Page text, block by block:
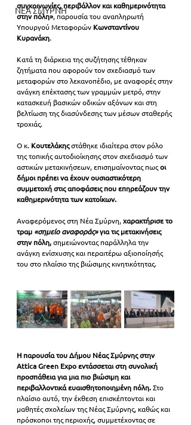
ΝΕΑ ΣΜΥΡΝΗ
συγκοινωνίες, περιβάλλον και καθημερινότητα
στην πόλη», παρουσία του αναπληρωτή
Υπουργού Μεταφορών Κωνσταντίνου
Κυρανάκη.
Κατά τη διάρκεια της συζήτησης τέθηκαν
ζητήματα που αφορούν τον σχεδιασμό των
μεταφορών στο λεκανοπέδιο, με αναφορές στην
ανάγκη επέκτασης των γραμμών μετρό, στην
κατασκευή βασικών οδικών αξόνων και στη
βελτίωση της διασύνδεσης των μέσων σταθερής
τροχιάς.
Ο κ. Κουτελάκης στάθηκε ιδιαίτερα στον ρόλο
της τοπικής αυτοδιοίκησης στον σχεδιασμό των
αστικών μετακινήσεων, επισημαίνοντας πως οι
δήμοι πρέπει να έχουν ουσιαστικότερη
συμμετοχή στις αποφάσεις που επηρεάζουν την
καθημερινότητα των κατοίκων.
Αναφερόμενος στη Νέα Σμύρνη, χαρακτήρισε το
τραμ «σημείο αναφοράς» για τις μετακινήσεις
στην πόλη, σημειώνοντας παράλληλα την
ανάγκη ενίσχυσης και περαιτέρω αξιοποίησής
του στο πλαίσιο της βιώσιμης κινητικότητας.
Η παρουσία του Δήμου Νέας Σμύρνης στην
Attica Green Expo εντάσσεται στη συνολική
προσπάθεια για μια πιο βιώσιμη και
περιβαλλοντικά ευαισθητοποιημένη πόλη. Στο
πλαίσιο αυτό, την έκθεση επισκέπτονται και
μαθητές σχολείων της Νέας Σμύρνης, καθώς και
πρόσκοποι της περιοχής, συμμετέχοντας σε